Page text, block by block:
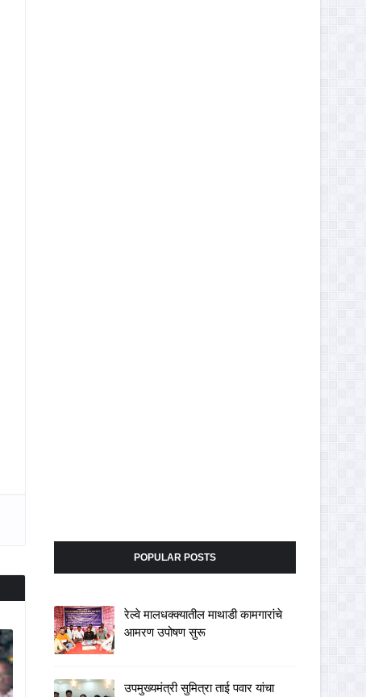
POPULAR POSTS
रेल्वे मालधक्क्यातील माथाडी कामगारांचे
आमरण उपोषण सुरू
उपमुख्यमंत्री सुमित्रा ताई पवार यांचा